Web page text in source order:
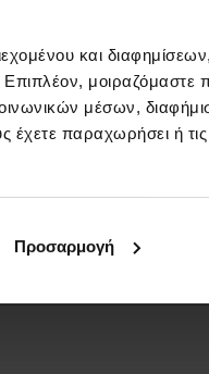
και
μέσων,
παραχωρήσει ή
Προσαρμογή
- κεφαλή: μανταρίνι,
πατσουλί
- καρδιά:
γαρύφαλλο
αρωματική, ξυλώδης